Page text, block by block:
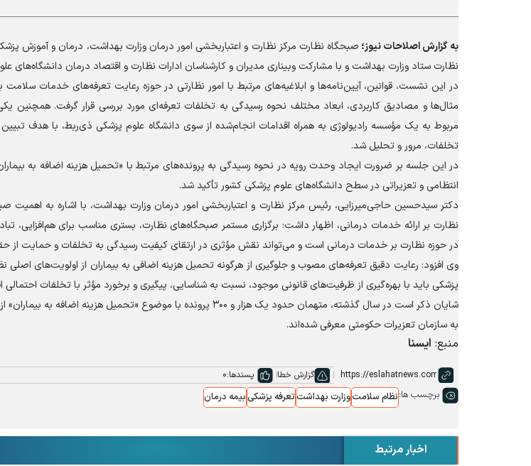
به گزارشاصلاحات نیوز؛ صبحگاه نظارت مرکز نظارت و اعتباربخشی امور درمان وزارت بهداشت، درمان و آموزش
نظارت ستاد وزارت بهداشت و با مشارکت وبیناری مدیران و کارشناسان ادارات نظارت و اقتصاد درمان دانشگاه‌های
در این نشست، قوانین، آیین‌نامه‌ها و ابلاغیه‌های مرتبط با امور نظارتی در حوزه رعایت تعرفه‌های خدمات
مثال‌ها و مصادیق کاربردی، ابعاد مختلف نحوه رسیدگی به تخلفات تعرفه‌ای مورد بررسی قرار گرفت. همچنین
مربوط به یک مؤسسه رادیولوژی به همراه اقدامات انجام‌شده از سوی دانشگاه علوم پزشکی ذی‌ربط، با هدف
تخلفات، مرور و تحلیل شد.
در این جلسه بر ضرورت ایجاد وحدت رویه در نحوه رسیدگی به پرونده‌های مرتبط با «تحمیل هزینه اضافه به
انتظامی و تعزیراتی در سطح دانشگاه‌های علوم پزشکی کشور تأکید شد.
دکتر سیدحسین حاجی‌میرزایی، رئیس مرکز نظارت و اعتباربخشی امور درمان وزارت بهداشت، با اشاره به اهمیت
نظارت بر ارائه خدمات درمانی، اظهار داشت: برگزاری مستمر صبحگاه‌های نظارت، بستری مناسب برای هم‌افزایی،
در حوزه نظارت بر خدمات درمانی است و می‌تواند نقش مؤثری در ارتقای کیفیت رسیدگی به تخلفات و حمایت از
وی افزود: رعایت دقیق تعرفه‌های مصوب و جلوگیری از هرگونه تحمیل هزینه اضافی به بیماران از اولویت‌های
پزشکی باید با بهره‌گیری از ظرفیت‌های قانونی موجود، نسبت به شناسایی، پیگیری و برخورد مؤثر با تخلفات احتمالی
شایان ذکر است در سال گذشته، متهمان حدود یک هزار و ۳۰۰ پرونده با موضوع «تحمیل
به سازمان تعزیرات حکومتی معرفی شده‌اند.
منبع: ایسنا
گزارش خطا پسندها:0
برچسب ها:نظام سلامتوزارت بهداشتتعرفه پزشکیبیمه درمان
اخبار مرتبط